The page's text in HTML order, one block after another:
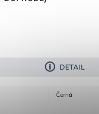
DETAIL
Černá